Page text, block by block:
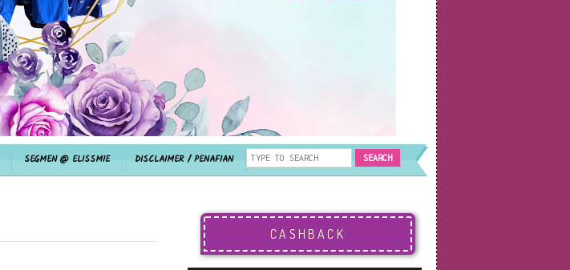
SEGMEN @ ELISSMIE DISCLAIMER / PENAFIAN
CASHBACK